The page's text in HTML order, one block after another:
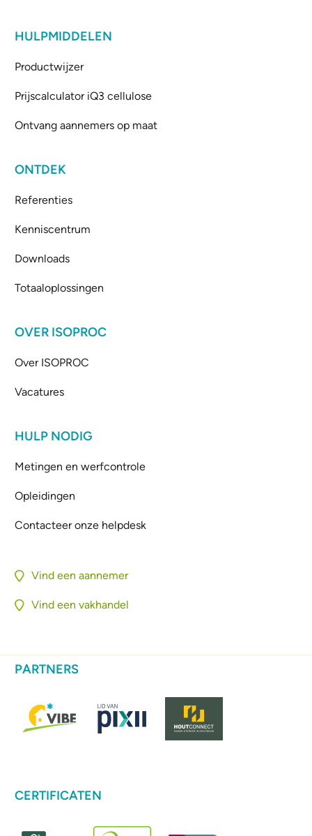
HULPMIDDELEN
Productwijzer
Prijscalculator iQ3 cellulose
Ontvang aannemers op maat
ONTDEK
Referenties
Kenniscentrum
Downloads
Totaaloplossingen
OVER ISOPROC
Over ISOPROC
Vacatures
HULP NODIG
Metingen en werfcontrole
Opleidingen
Contacteer onze helpdesk
Vind een aannemer
Vind een vakhandel
PARTNERS
CERTIFICATEN